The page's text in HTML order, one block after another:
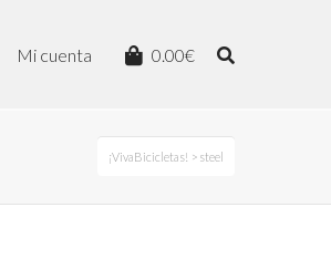
0.00€
Mi cuenta
¡VivaBicicletas! > steel